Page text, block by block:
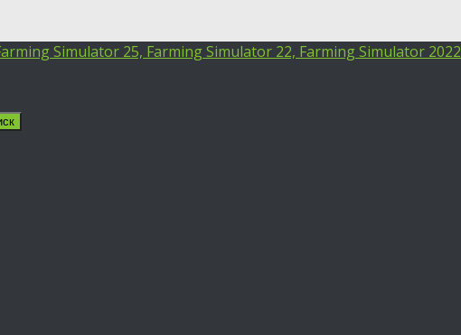
Simulator 25, Farming Simulator 22, Farming Simulator 2022